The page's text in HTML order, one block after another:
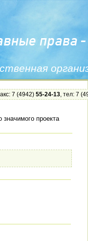
7 (4942) 55-24-13, тел: 7
проекта